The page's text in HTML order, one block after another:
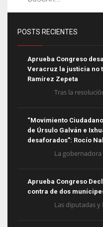
POSTS RECIENTES
Aprueba Congreso
Veracruz la justicia no
Ramírez Zepeta
Tras la
“Movimiento
de Úrsulo Galván e
desaforados”: Rocío
La gobernadora
Aprueba Congreso
contra de dos
Las diputadas y